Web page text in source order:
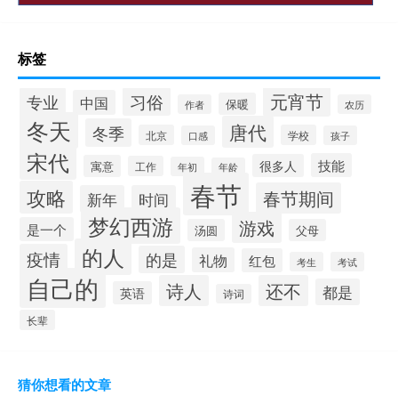
标签
专业 中国 习俗 作者 保暖 元宵节 农历
冬天 冬季 北京 口感 唐代 学校 孩子
宋代 寓意 工作 年初 年龄 很多人 技能
攻略 新年 时间 春节 春节期间
是一个 梦幻西游 汤圆 游戏 父母
疫情 的人 的是 礼物 红包 考生 考试
自己的 英语 诗人 诗词 还不 都是
长辈
猜你想看的文章